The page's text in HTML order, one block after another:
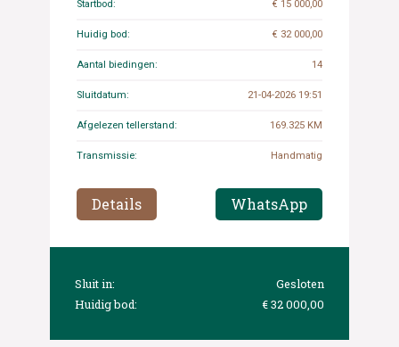
Startbod: € 15 000,00
Huidig bod: € 32 000,00
Aantal biedingen: 14
Sluitdatum: 21-04-2026 19:51
Afgelezen tellerstand: 169.325 KM
Transmissie: Handmatig
Details WhatsApp
Sluit in:
Gesloten
Huidig bod:
€ 32 000,00